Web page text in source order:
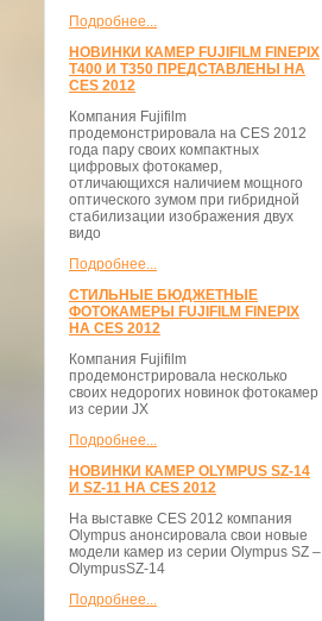
Подробнее...
НОВИНКИ КАМЕР FUJIFILM FINEPIX
T400 И T350 ПРЕДСТАВЛЕНЫ НА
CES 2012
Компания Fujifilm
продемонстрировала на CES 2012
года пару своих компактных
цифровых фотокамер,
отличающихся наличием мощного
оптического зумом при гибридной
стабилизации изображения двух
видо
Подробнее...
СТИЛЬНЫЕ БЮДЖЕТНЫЕ
ФОТОКАМЕРЫ FUJIFILM FINEPIX
НА CES 2012
Компания Fujifilm
продемонстрировала несколько
своих недорогих новинок фотокамер
из серии JX
Подробнее...
НОВИНКИ КАМЕР OLYMPUS SZ-14
И SZ-11 НА CES 2012
На выставке CES 2012 компания
Olympus анонсировала свои новые
модели камер из серии Olympus SZ –
OlympusSZ-14
Подробнее...